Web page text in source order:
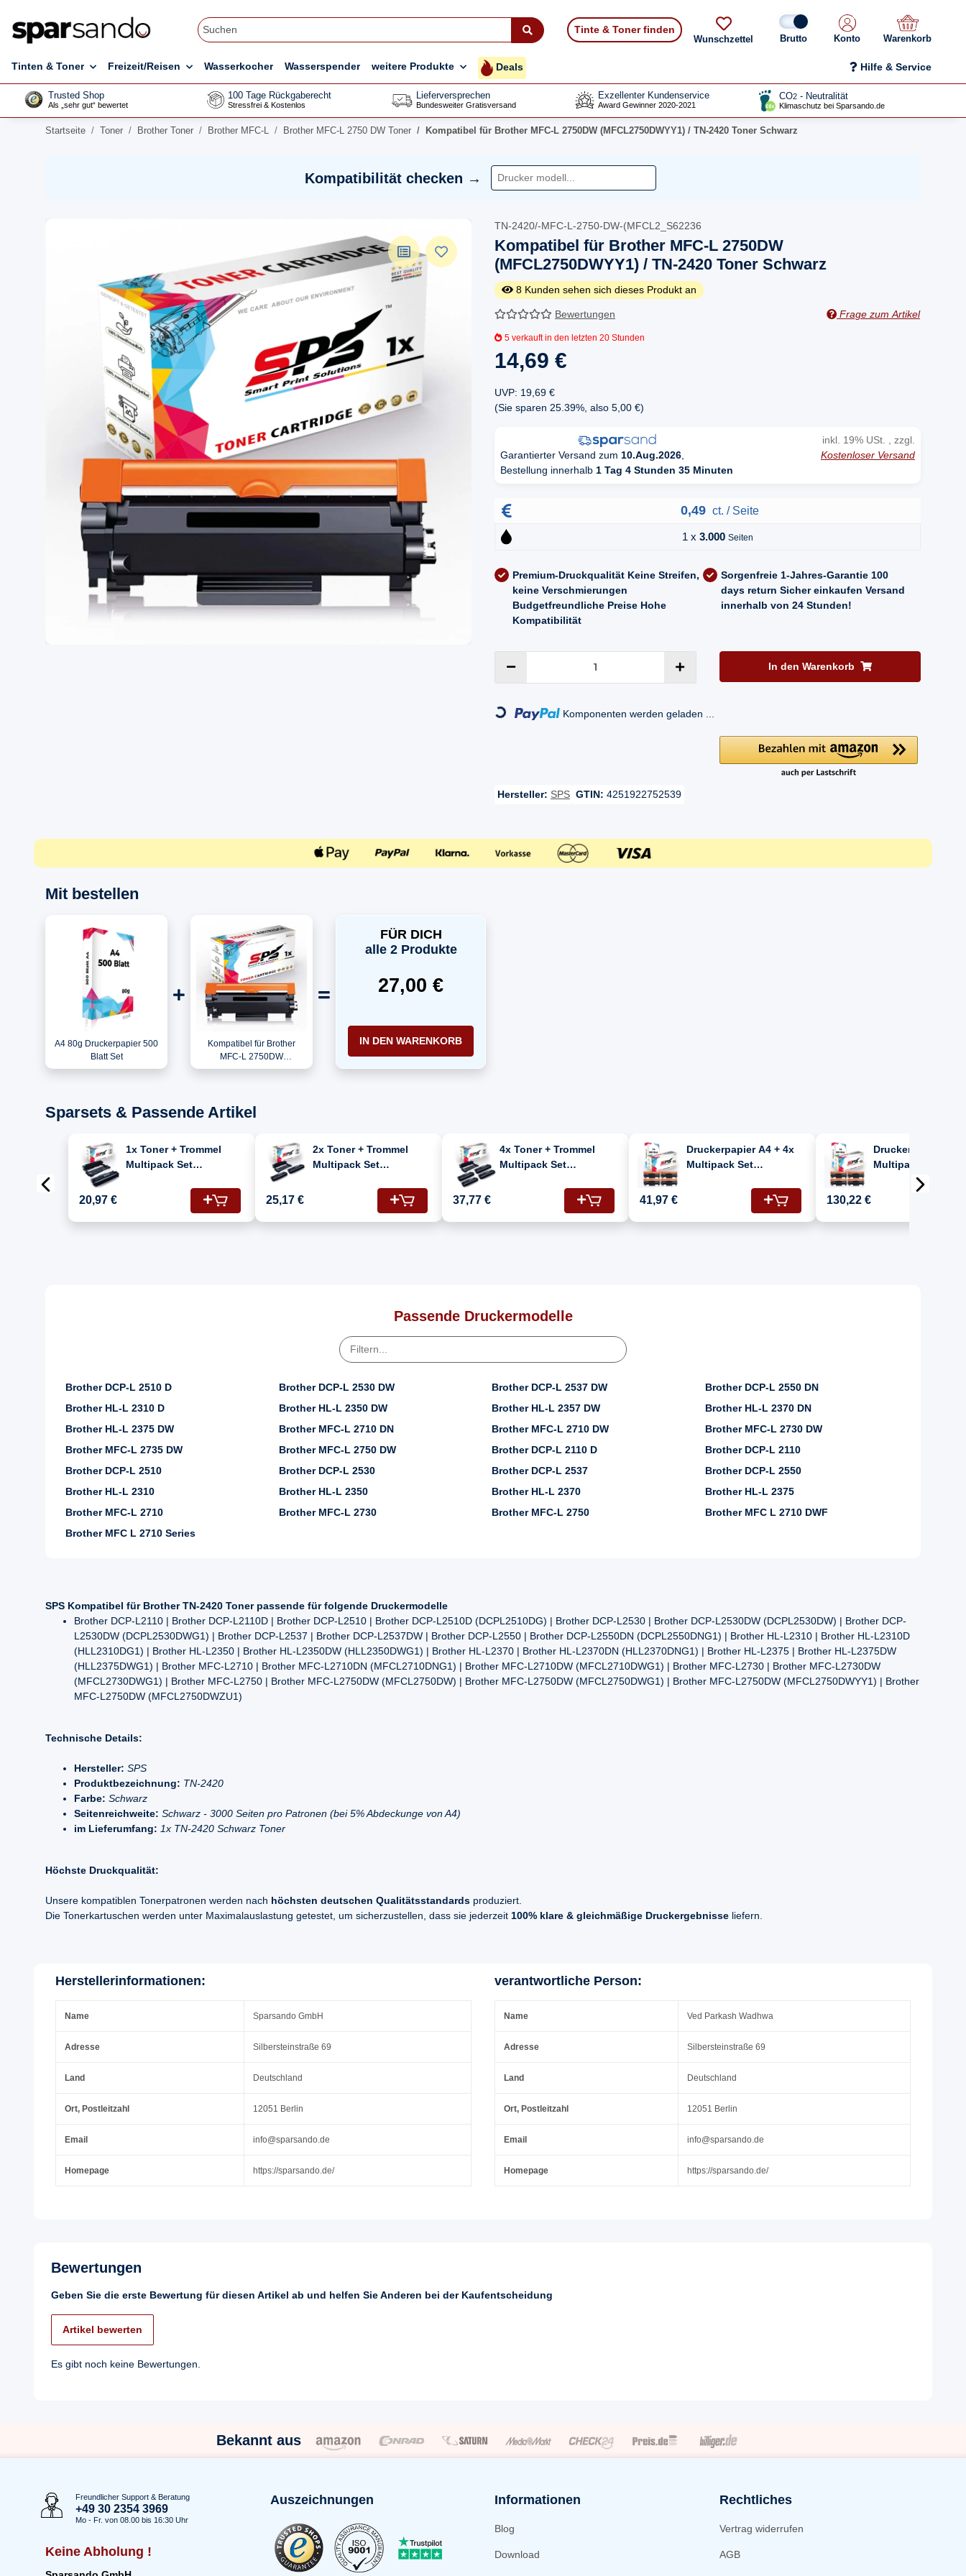
Tinte & Toner finden
Wunschzettel Konto Warenkorb
Tinten & Toner Freizeit/Reisen Wasserkocher Wasserspender weitere Produkte Deals Hilfe & Service
Trusted Shop
Als „sehr gut“ bewertet
100 Tage Rückgaberecht
Stressfrei & Kostenlos
Lieferversprechen
Bundesweiter Gratisversand
Exzellenter Kundenservice
Award Gewinner 2020-2021
CO2 - Neutralität
Klimaschutz bei Sparsando.de
Startseite Toner Brother Toner Brother MFC-L Brother MFC-L 2750 DW Toner Kompatibel für Brother MFC-L 2750DW (MFCL2750DWYY1) / TN-2420 Toner Schwarz
Kompatibilität checken →
TN-2420/-MFC-L-2750-DW-(MFCL2_S62236
Kompatibel für Brother MFC-L 2750DW
(MFCL2750DWYY1) / TN-2420 Toner Schwarz
8 Kunden sehen sich dieses Produkt an
Bewertungen Frage zum Artikel
5 verkauft in den letzten 20 Stunden
14,69 €
UVP: 19,69 €
(Sie sparen 25.39% , also 5,00 €)
Garantierter Versand zum 10.Aug.2026,
Bestellung innerhalb 1 Tag 4 Stunden 35 Minuten
inkl. 19% USt. , zzgl.
Kostenloser Versand
0,49 ct. / Seite
1 x 3.000 Seiten
Premium-Druckqualität Keine Streifen,
keine Verschmierungen
Budgetfreundliche Preise Hohe
Kompatibilität
Sorgenfreie 1-Jahres-Garantie 100
days return Sicher einkaufen Versand
innerhalb von 24 Stunden!
In den Warenkorb
Loading... Komponenten werden geladen ...
Hersteller: SPS GTIN: 4251922752539
Mit bestellen
A4 80g Druckerpapier 500
Blatt Set
Kompatibel für Brother
MFC-L 2750DW
(MFCL2750DWYY1) / TN-
FÜR DICH
alle 2 Produkte
27,00 €
IN DEN WARENKORB
Sparsets & Passende Artikel
1x Toner + Trommel
Multipack Set
MFC-L 2750 DW (DR-
2400, TN-2420)
20,97 €
2x Toner + Trommel
Multipack Set
MFC-L 2750 DW (DR-
2400, TN-2420)
25,17 €
4x Toner + Trommel
Multipack Set
MFC-L 2750 DW (DR-
2400, TN-2420)
37,77 €
Druckerpapier A4 + 4x
Multipack Set
MFC-L 2750 DW (TN-
2420) Toner-Kit Schwarz
41,97 €
Druckerpapier A4
Multipack Set
Kompatibel für
MFC-L 2750 DW
2XL 6000 Seiten
130,22 €
Passende Druckermodelle
Brother DCP-L 2510 D Brother DCP-L 2530 DW Brother DCP-L 2537 DW
Brother DCP-L 2550 DN
Brother HL-L 2310 D
Brother HL-L 2350 DW Brother HL-L 2357 DW
Brother HL-L 2370 DN
Brother HL-L 2375 DW
Brother MFC-L 2710 DN Brother MFC-L 2710 DW
Brother MFC-L 2730 DW
Brother MFC-L 2735 DW
Brother MFC-L 2750 DW Brother DCP-L 2110 D
Brother DCP-L 2110
Brother DCP-L 2510
Brother DCP-L 2530 Brother DCP-L 2537
Brother DCP-L 2550
Brother HL-L 2310
Brother HL-L 2350 Brother HL-L 2370
Brother HL-L 2375
Brother MFC-L 2710
Brother MFC-L 2730 Brother MFC-L 2750
Brother MFC L 2710 DWF
Brother MFC L 2710 Series
SPS Kompatibel für Brother TN-2420 Toner passende für folgende Druckermodelle
Brother DCP-L2110 | Brother DCP-L2110D | Brother DCP-L2510 | Brother DCP-L2510D (DCPL2510DG) | Brother DCP-L2530 | Brother DCP-L2530DW (DCPL2530DW) | Brother DCP-
L2530DW (DCPL2530DWG1) | Brother DCP-L2537 | Brother DCP-L2537DW | Brother DCP-L2550 | Brother DCP-L2550DN (DCPL2550DNG1) | Brother HL-L2310 | Brother HL-L2310D
(HLL2310DG1) | Brother HL-L2350 | Brother HL-L2350DW (HLL2350DWG1) | Brother HL-L2370 | Brother HL-L2370DN (HLL2370DNG1) | Brother HL-L2375 | Brother HL-L2375DW
(HLL2375DWG1) | Brother MFC-L2710 | Brother MFC-L2710DN (MFCL2710DNG1) | Brother MFC-L2710DW (MFCL2710DWG1) | Brother MFC-L2730 | Brother MFC-L2730DW
(MFCL2730DWG1) | Brother MFC-L2750 | Brother MFC-L2750DW (MFCL2750DW) | Brother MFC-L2750DW (MFCL2750DWG1) | Brother MFC-L2750DW (MFCL2750DWYY1) | Brother
MFC-L2750DW (MFCL2750DWZU1)
Technische Details:
Hersteller: SPS
Produktbezeichnung: TN-2420
Farbe: Schwarz
Seitenreichweite: Schwarz - 3000 Seiten pro Patronen (bei 5% Abdeckunge von A4)
im Lieferumfang: 1x TN-2420 Schwarz Toner
Höchste Druckqualität:
Unsere kompatiblen Tonerpatronen werden nach höchsten deutschen Qualitätsstandards produziert.
Die Tonerkartuschen werden unter Maximalauslastung getestet, um sicherzustellen, dass sie jederzeit 100% klare & gleichmäßige Druckergebnisse liefern.
Herstellerinformationen:
Name Sparsando GmbH
Adresse Silbersteinstraße 69
Land Deutschland
Ort, Postleitzahl 12051 Berlin
Email info@sparsando.de
Homepage https://sparsando.de/
verantwortliche Person:
Name Ved Parkash Wadhwa
Adresse Silbersteinstraße 69
Land Deutschland
Ort, Postleitzahl 12051 Berlin
Email info@sparsando.de
Homepage https://sparsando.de/
Bewertungen
Geben Sie die erste Bewertung für diesen Artikel ab und helfen Sie Anderen bei der Kaufentscheidung
Artikel bewerten
Es gibt noch keine Bewertungen.
Bekannt aus
Freundlicher Support & Beratung
+49 30 2354 3969
Mo - Fr. von 08.00 bis 16:30 Uhr
Keine Abholung !
Auszeichnungen Informationen
Blog
Download
Rechtliches
Vertrag widerrufen
AGB